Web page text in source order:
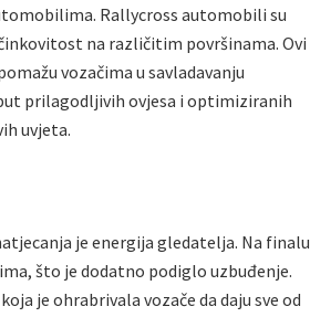
Rallycross automobili su
na različitim površinama. Ovi
vozačima u savladavanju
prilagodljivih ovjesa i optimiziranih
uvjeta.
je energija gledatelja. Na finalu
što je dodatno podiglo uzbuđenje.
je ohrabrivala vozače da daju sve od